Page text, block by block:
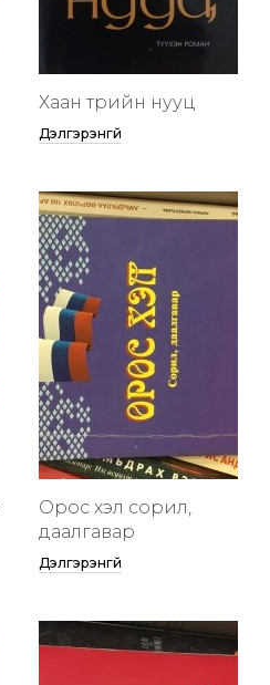
Хаан төрийн нууц
Дэлгэрэнгүй
Орос хэл сорил,
даалгавар
Дэлгэрэнгүй